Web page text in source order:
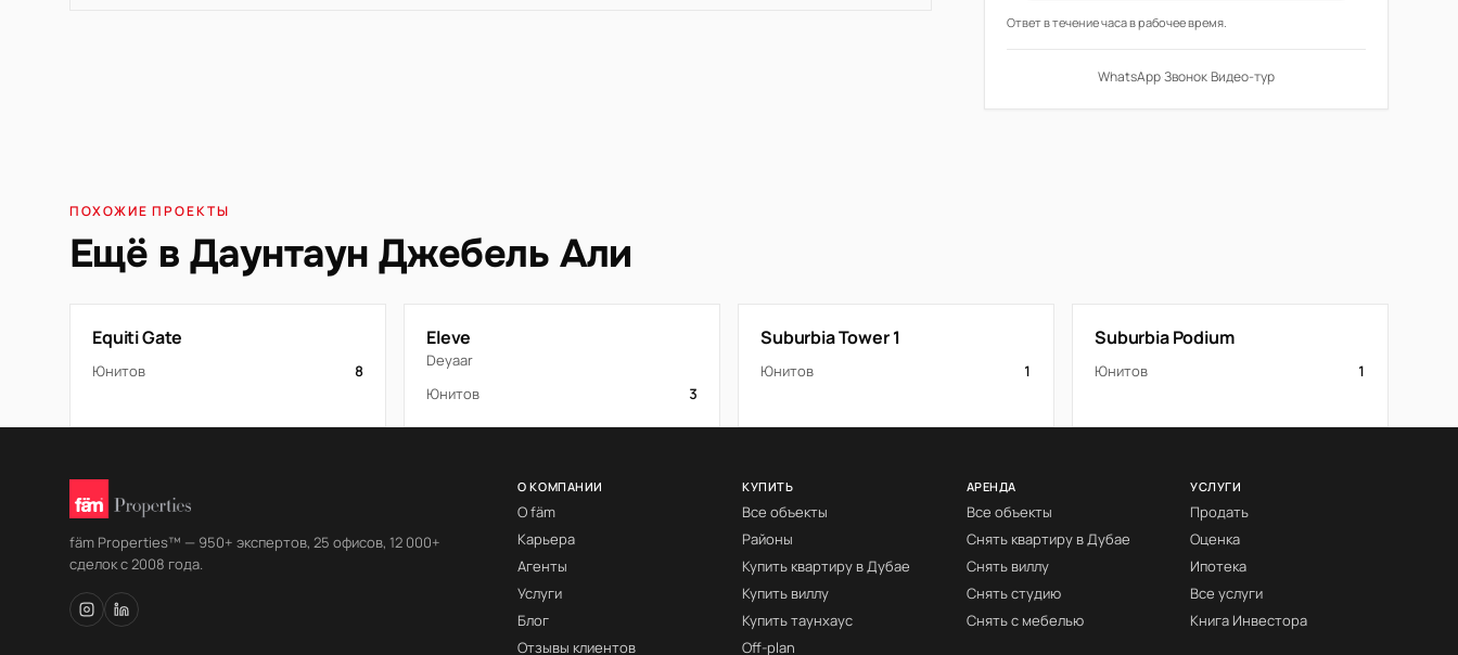
Ответ в течение часа в рабочее время.
WhatsApp·Звонок·Видео-тур
ПОХОЖИЕ ПРОЕКТЫ
Ещё в Даунтаун Джебель Али
Equiti Gate
Юнитов 8
Eleve
Deyaar
Юнитов
3
Suburbia Tower 1
Юнитов 1
Suburbia Podium
Юнитов 1
fäm Properties™ — 950+ экспертов, 25 офисов, 12 000+
сделок с 2008 года.
О КОМПАНИИ
О fäm
Карьера
Агенты
Услуги
Блог
Отзывы клиентов
КУПИТЬ
Все объекты
Районы
Купить квартиру в Дубае
Купить виллу
Купить таунхаус
Off-plan
АРЕНДА
Все объекты
Снять квартиру в Дубае
Снять виллу
Снять студию
Снять с мебелью
УСЛУГИ
Продать
Оценка
Ипотека
Все услуги
Книга Инвестора